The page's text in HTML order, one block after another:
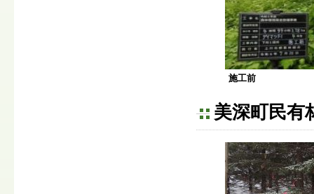
施工前
美深町民